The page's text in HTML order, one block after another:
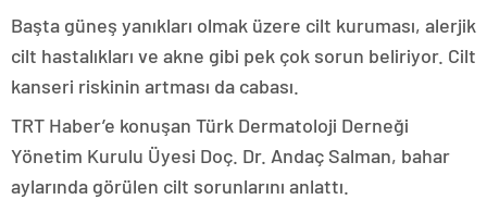
Başta güneş yanıkları olmak üzere cilt kuruması, alerjik
cilt hastalıkları ve akne gibi pek çok sorun beliriyor. Cilt
kanseri riskinin artması da cabası.
TRT Haber’e konuşan Türk Dermatoloji Derneği
Yönetim Kurulu Üyesi Doç. Dr. Andaç Salman, bahar
aylarında görülen cilt sorunlarını anlattı.